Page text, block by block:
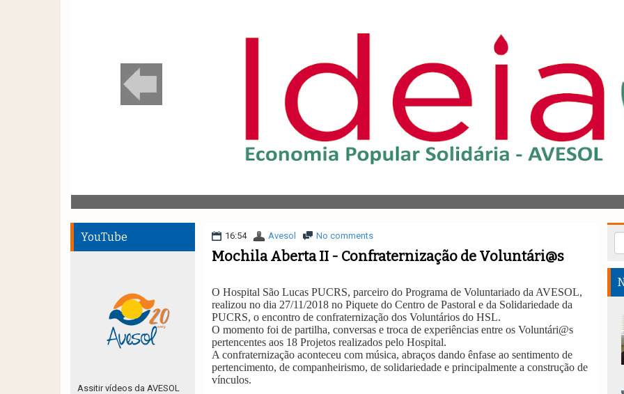
16:54 Avesol No comments
Mochila Aberta II - Confraternização de Voluntári@s
O Hospital São Lucas PUCRS, parceiro do Programa de Voluntariado da AVESOL,
realizou no dia 27/11/2018 no Piquete do Centro de Pastoral e da Solidariedade da
PUCRS, o encontro de confraternização dos Voluntários do HSL.
O momento foi de partilha, conversas e troca de experiências entre os Voluntári@s
pertencentes aos 18 Projetos realizados pelo Hospital.
A confraternização aconteceu com música, abraços dando ênfase ao sentimento de
pertencimento, de companheirismo, de solidariedade e principalmente a construção de
vínculos.
YouTube
Assitir vídeos da AVESOL